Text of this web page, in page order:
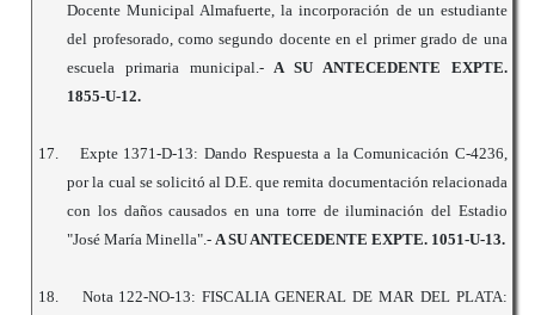
Docente Municipal Almafuerte, la incorporación de un estudiante
del profesorado, como segundo docente en el primer grado de una
escuela primaria municipal.-A SU ANTECEDENTE EXPTE.
1855-U-12.
17.
Expte 1371-D-13: Dando Respuesta a la Comunicación C-4236,
por la cual se solicitó al D.E. que remita documentación relacionada
con los daños causados en una torre de iluminación del Estadio
"José María Minella".-A SU ANTECEDENTE EXPTE. 1051-U-13.
18.
Nota 122-NO-13: FISCALIA GENERAL DE MAR DEL PLATA: